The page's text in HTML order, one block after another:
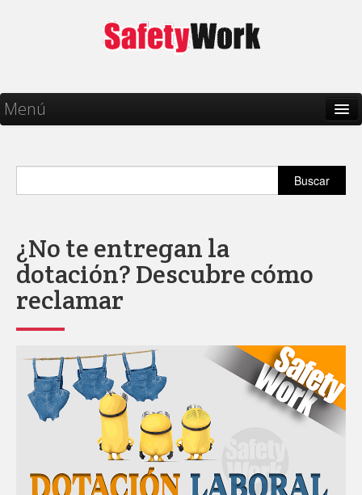
Menú
Seguros
Infografías
Noticias
Sociales
Safety Solutions
Buscar
¿No te entregan la
dotación? Descubre cómo
reclamar